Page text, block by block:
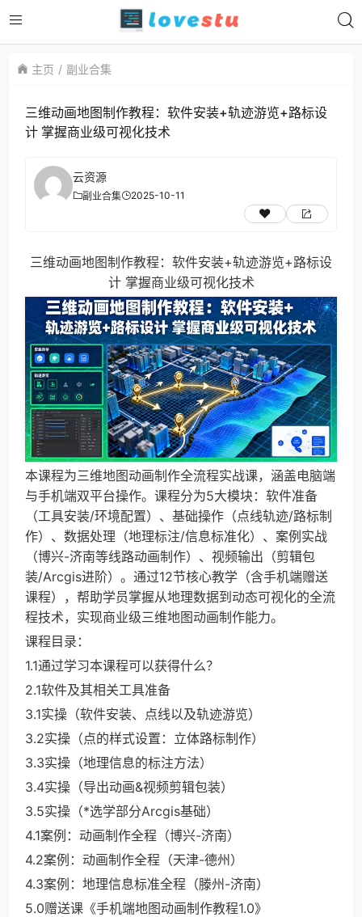
主页 副业合集
三维动画地图制作教程：软件安装+轨迹游览+路标设
计 掌握商业级可视化技术
云资源
副业合集 2025-10-11
三维动画地图制作教程：软件安装+轨迹游览+路标设
计 掌握商业级可视化技术
本课程为三维地图动画制作全流程实战课，涵盖电脑端
与手机端双平台操作。课程分为5大模块：软件准备
（工具安装/环境配置）、基础操作（点线轨迹/路标制
作）、数据处理（地理标注/信息标准化）、案例实战
（博兴-济南等线路动画制作）、视频输出（剪辑包
装/Arcgis进阶）。通过12节核心教学（含手机端赠送
课程），帮助学员掌握从地理数据到动态可视化的全流
程技术，实现商业级三维地图动画制作能力。
课程目录：
1.1通过学习本课程可以获得什么？
2.1软件及其相关工具准备
3.1实操（软件安装、点线以及轨迹游览）
3.2实操（点的样式设置：立体路标制作）
3.3实操（地理信息的标注方法）
3.4实操（导出动画&视频剪辑包装）
3.5实操（*选学部分Arcgis基础）
4.1案例：动画制作全程（博兴-济南）
4.2案例：动画制作全程（天津-德州）
4.3案例：地理信息标准全程（滕州-济南）
5.0赠送课《手机端地图动画制作教程1.0》